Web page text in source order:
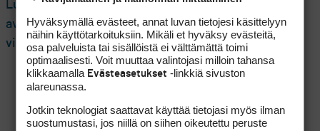
Lue seuraavaksi: Matilda Castren otti kauden
avausturnauksessa kakkostilan: ”Voiton aika tulee
vielä”
Hyväksymällä evästeet, annat luvan tietojesi käsittelyyn
näihin käyttötarkoituksiin. Mikäli et hyväksy evästeitä,
osa palveluista tai sisällöistä ei välttämättä toimi
optimaalisesti. Voit muuttaa valintojasi milloin tahansa
klikkaamalla Evästeasetukset -linkkiä sivuston
alareunassa.
Jotkin teknologiat saattavat käyttää tietojasi myös ilman
suostumustasi, jos niillä on siihen oikeutettu peruste